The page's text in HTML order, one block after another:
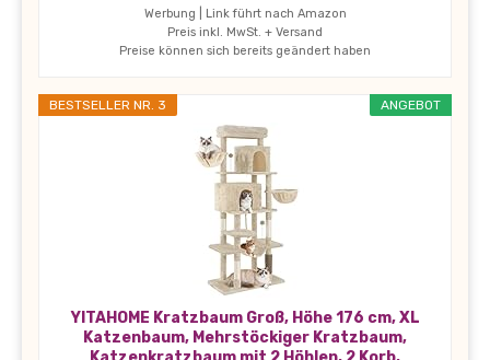
Werbung | Link führt nach Amazon
Preis inkl. MwSt. + Versand
Preise können sich bereits geändert haben
ANGEBOT
BESTSELLER NR. 3
YITAHOME Kratzbaum Groß, Höhe 176 cm, XL
Katzenbaum, Mehrstöckiger Kratzbaum,